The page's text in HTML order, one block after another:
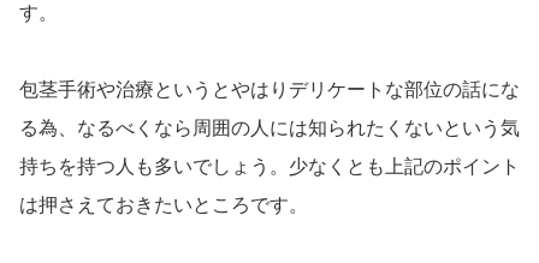
す。
包茎手術や治療というとやはりデリケートな部位の話にな
る為、なるべくなら周囲の人には知られたくないという気
持ちを持つ人も多いでしょう。少なくとも上記のポイント
は押さえておきたいところです。